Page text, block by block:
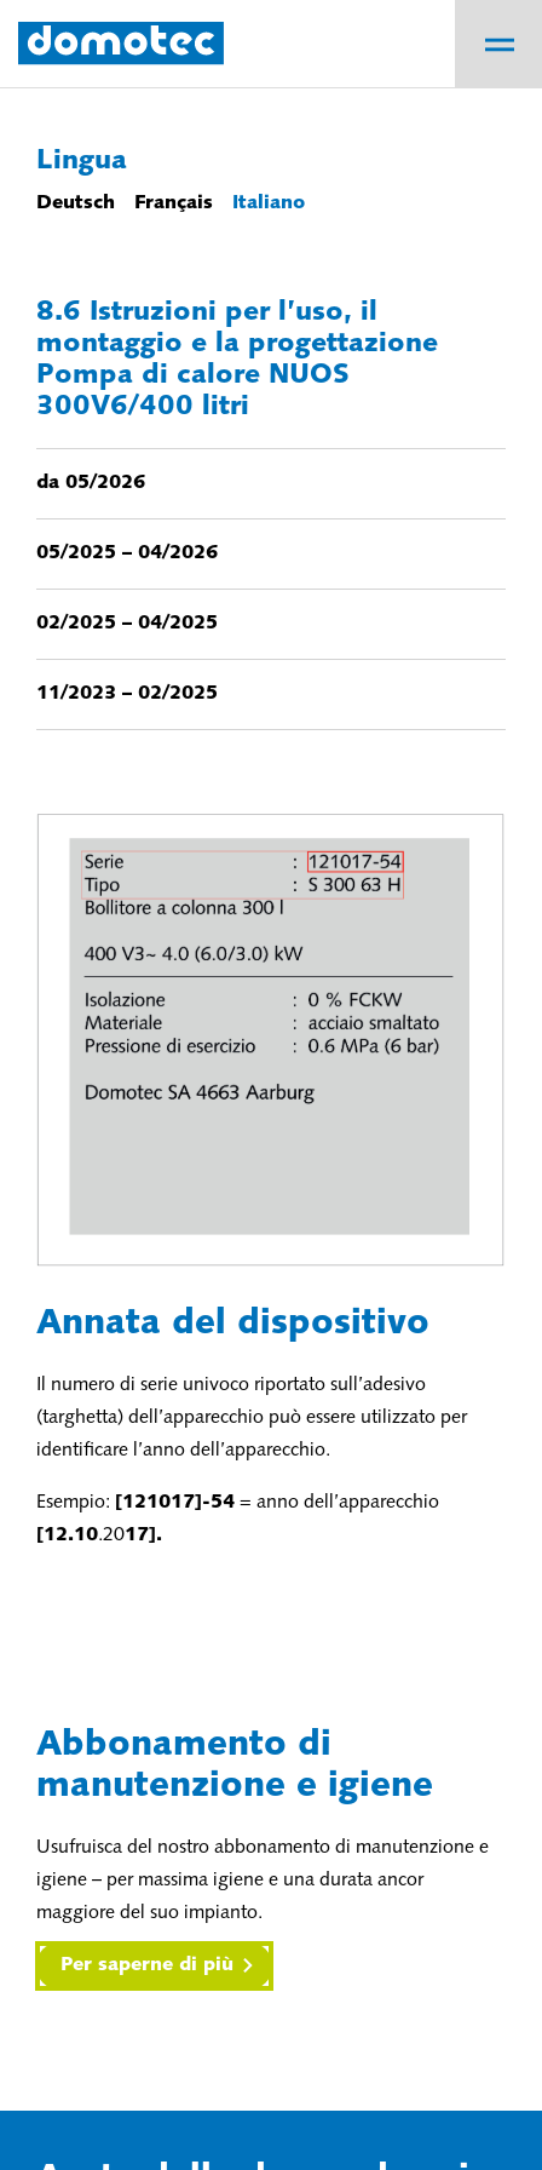
Lingua
Deutsch Français Italiano
8.6 Istruzioni per l’uso, il
montaggio e la progettazione
Pompa di calore NUOS
300V6/400 litri
da 05/2026
05/2025 – 04/2026
02/2025 – 04/2025
11/2023 – 02/2025
Annata del dispositivo
Il numero di serie univoco riportato sull’adesivo
(targhetta) dell’apparecchio può essere utilizzato per
identificare l’anno dell’apparecchio.
Esempio: [121017]-54 = anno dell’apparecchio
[12.10.2017].
Abbonamento di
manutenzione e igiene
Usufruisca del nostro abbonamento di manutenzione e
igiene – per massima igiene e una durata ancor
maggiore del suo impianto.
Per saperne di più